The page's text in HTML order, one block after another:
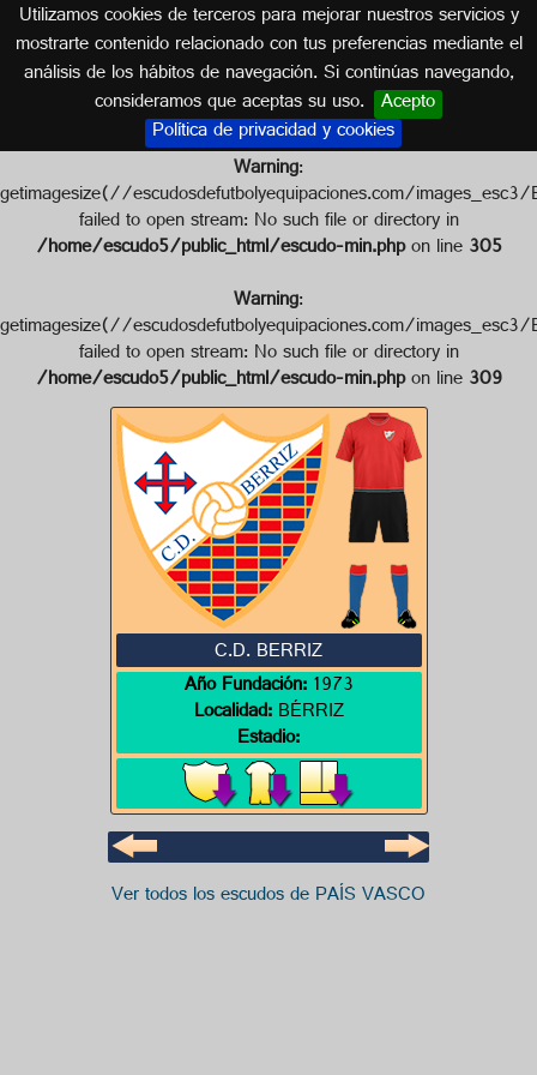
Utilizamos cookies de terceros para mejorar nuestros servicios y
mostrarte contenido relacionado con tus preferencias mediante el
análisis de los hábitos de navegación. Si continúas navegando,
consideramos que aceptas su uso. Acepto
Política de privacidad y cookies
Escudo de C.D. BERRIZ
PAÍS VASCO
Warning:
getimagesize(//escudosdefutbolyequipaciones.com/
failed to open stream: No such file or directory in
/home/escudo5/public_html/escudo-min.phpon line305
Warning:
getimagesize(//escudosdefutbolyequipaciones.com/
failed to open stream: No such file or directory in
/home/escudo5/public_html/escudo-min.phpon line309
C.D. BERRIZ
Año Fundación:1973
Localidad:BÉRRIZ
Estadio:
Ver todos los escudos de PAÍS VASCO